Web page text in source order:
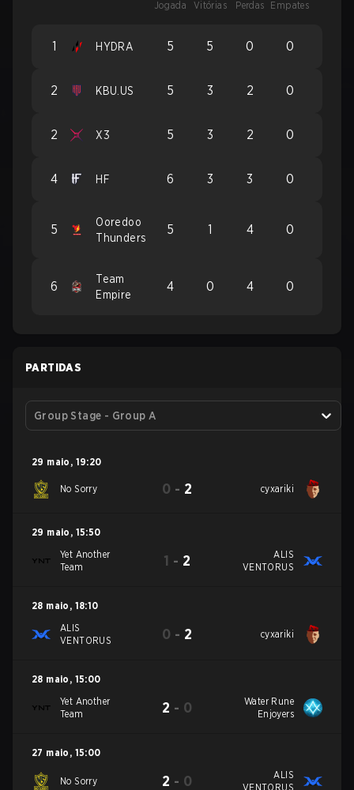
Jogada Vitórias Perdas Empates
1 HYDRA 5 5 0 0
2 KBU.US 5 3 2 0
2 X3 5 3 2 0
4 HF 6 3 3 0
5
Ooredoo
Thunders
5 1 4 0
6
Team
Empire
4 0 4 0
PARTIDAS
Group Stage - Group A
29 maio , 19:20
No Sorry 0 - 2 cyxariki
29 maio , 15:50
Yet Another
Team
1 - 2
ALIS
VENTORUS
28 maio , 18:10
ALIS
VENTORUS
0 - 2 cyxariki
28 maio , 15:00
Yet Another
Team
2 - 0
Water Rune
Enjoyers
27 maio , 15:00
No Sorry 2 - 0
ALIS
VENTORUS